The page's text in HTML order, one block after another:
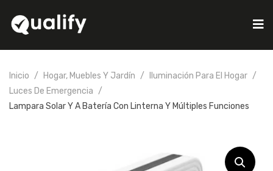
Inicio Hogar, Muebles Y Jardín
Iluminación Para El Hogar
Luces De Emergencia
Lampara Solar Y A Batería Con Linterna Y Múltiples Funciones